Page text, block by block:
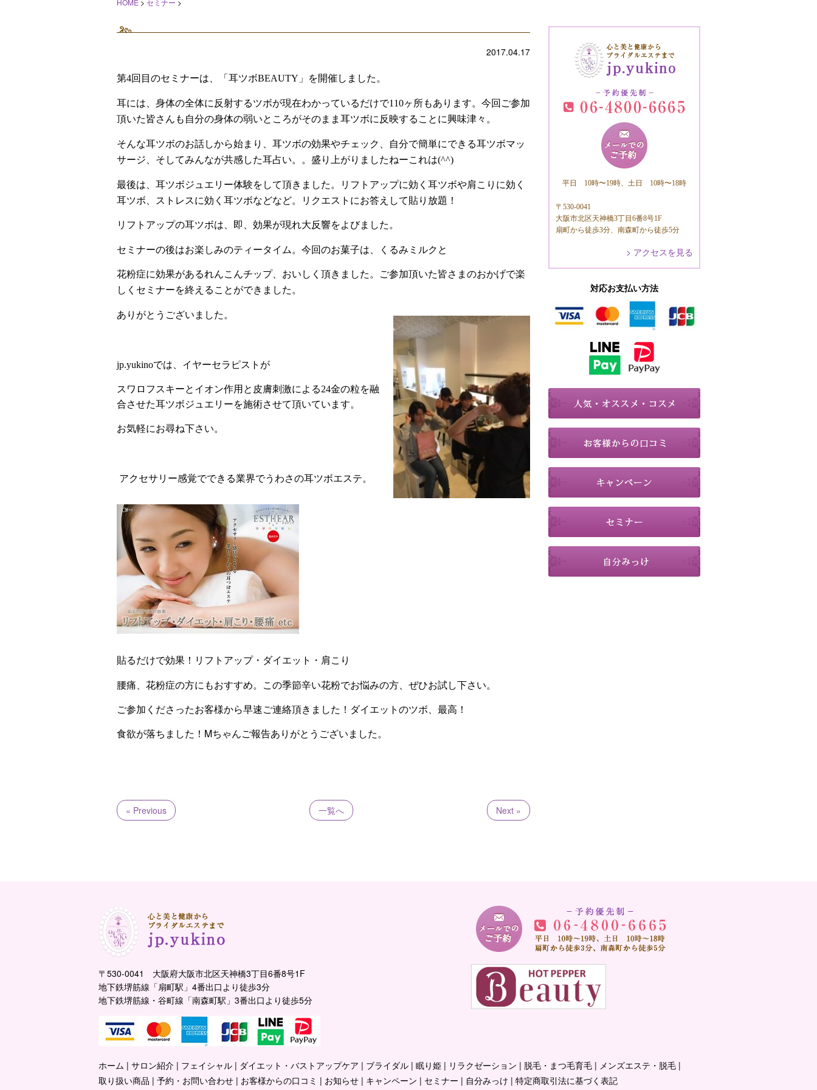
HOME > セミナー >
2017.04.17
第4回目のセミナーは、「耳ツボBEAUTY 」を開催しました。
耳には、身体の全体に反射するツボが現在わかっているだけで110ヶ所もあります。今回ご参加
頂いた皆さんも 自分の身体の弱いところがそのまま耳ツボに反映することに興味津々。
そんな耳ツボのお話しから始まり、耳ツボの効果やチェック、自分で簡単にできる耳ツボマッ
サージ、そしてみんなが共感した耳占い。。盛り上がりましたねーこれは(^^)
最後は、耳ツボジュエリー体験をして頂きました。リフトアップに効く耳ツボや肩こりに効く
耳ツボ、ストレスに効く耳ツボなどなど。リクエストにお答えして貼り放題！
リフトアップの耳ツボは、即、効果が現れ大反響をよびました。
セミナーの後はお楽しみのティータイム。今回のお菓子は、くるみミルクと
花粉症に効果があるれんこんチップ、おいしく頂きました。
ご参加頂いた皆さまのおかげで楽
しくセミナーを終えることができました。
ありがとうございました。
jp.yukinoでは、イヤーセラピストが
スワロフスキーとイオン作用と皮膚刺激による24金の粒を融
合させた耳ツボジュエリーを施術させて頂いています。
お気軽にお尋ね下さい。
アクセサリー感覚でできる業界でうわさの耳ツボエステ。
貼るだけで効果！リフトアップ・ダイエット・肩こり
腰痛、花粉症の方にもおすすめ。この季節辛い花粉でお悩みの方、ぜひお試し下さい。
ご参加くださったお客様から早速ご連絡頂きました！ダイエットのツボ、最高！
食欲が落ちました！Mちゃんご報告ありがとうございました。
« Previous 一覧へ Next »
平日 10時〜19時、土日 10時〜18時
〒530-0041
大阪市北区天神橋3丁目6番8号1F
扇町から徒歩3分、南森町から徒歩5分
> アクセスを見る
対応お支払い方法
〒530-0041 大阪府大阪市北区天神橋3丁目6番8号1F
地下鉄堺筋線「扇町駅」4番出口より徒歩3分
地下鉄堺筋線・谷町線「南森町駅」3番出口より徒歩5分
ホーム サロン紹介 フェイシャル ダイエット・バストアップケア ブライダル 眠り姫 リラクゼーション 脱毛・まつ毛育毛
メンズエステ・脱毛
取り扱い商品
予約・お問い合わせ お客様からの口コミ お知らせ キャンペーン セミナー 自分みっけ 特定商取引法に基づく表記